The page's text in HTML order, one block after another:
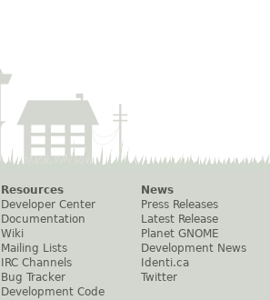
Resources
Developer Center
Documentation
Wiki
Mailing Lists
IRC Channels
Bug Tracker
Development Code
News
Press Releases
Latest Release
Planet GNOME
Development News
Identi.ca
Twitter